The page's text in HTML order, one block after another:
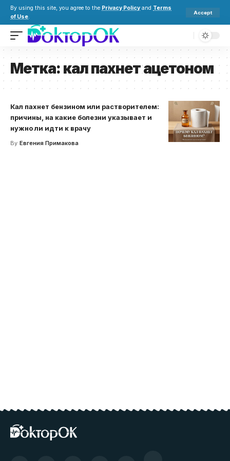
By using this site, you agree to the Privacy Policy and Terms
of Use.
Accept
Метка: кал пахнет ацетоном
Кал пахнет бензином или растворителем:
причины, на какие болезни указывает и
нужно ли идти к врачу
By Евгения Примакова